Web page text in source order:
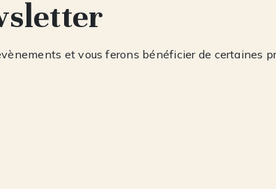
et vous ferons bénéficier de certaines